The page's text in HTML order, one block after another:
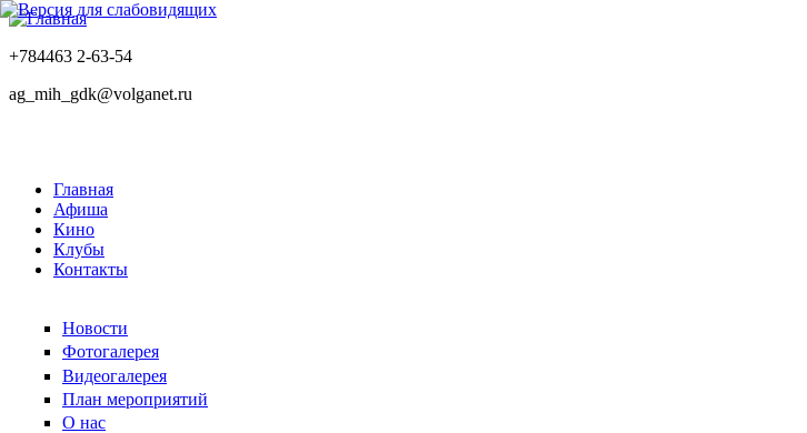
+784463 2-63-54
ag_mih_gdk@volganet.ru
Главная
Афиша
Кино
Клубы
Контакты
Новости
Фотогалерея
Видеогалерея
План мероприятий
О нас